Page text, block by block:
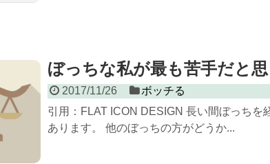
ぼっちな私が最も苦手だと思
2017/11/26
ボッチる
引用：FLAT ICON DESIGN 長い間ぼっちを
あります。 他のぼっちの方がどうか...